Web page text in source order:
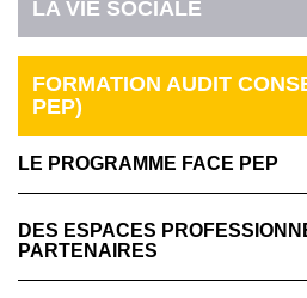
LA VIE SOCIALE
FORMATION AUDIT
PEP)
LE PROGRAMME FACE PEP
DES ESPACES
PARTENAIRES